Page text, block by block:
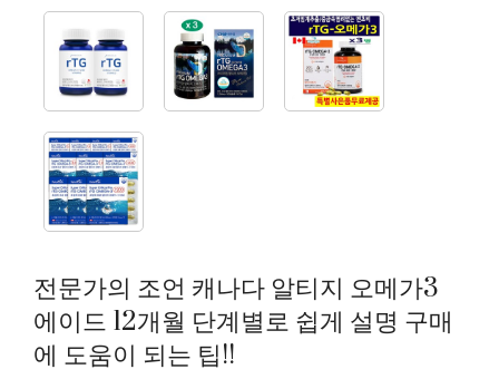
전문가의 조언 캐나다 알티지 오메가3
에이드 12개월 단계별로 쉽게 설명 구매
에 도움이 되는 팁!!